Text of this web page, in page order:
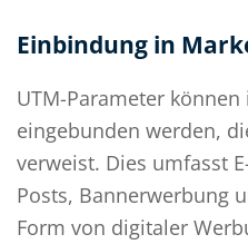
Einbindung in
UTM-Parameter können
eingebunden werden,
verweist. Dies umfasst
Posts, Bannerwerbung
Form von digitaler